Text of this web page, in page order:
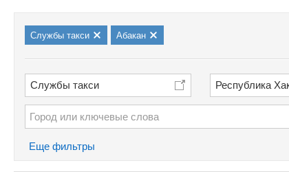
Службы такси Абакан
Службы такси Республика
Еще фильтры